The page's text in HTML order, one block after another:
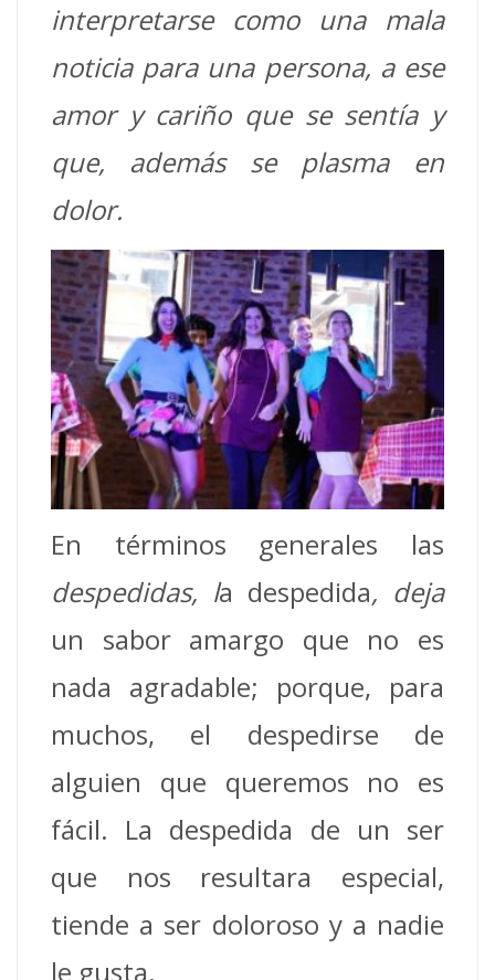
interpretarse como una mala
noticia para una persona, a ese
amory cariño que se sentía y
que, además se plasma en
dolor.
En términos generales las
despedidas, la despedida, deja
un sabor amargo que no es
nada agradable; porque, para
muchos, el despedirse de
alguien que queremos no es
fácil. La despedida de un ser
que nos resultara especial,
tiende a ser doloroso y a nadie
le gusta.